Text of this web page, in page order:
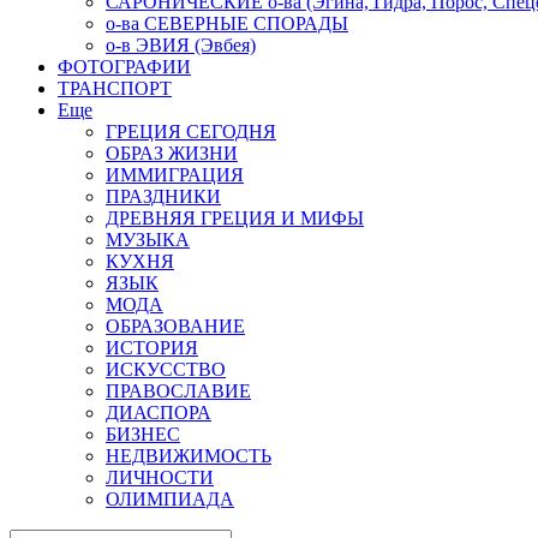
о-ва СЕВЕРНЫЕ СПОРАДЫ
о-в ЭВИЯ (Эвбея)
ФОТОГРАФИИ
ТРАНСПОРТ
Еще
ГРЕЦИЯ СЕГОДНЯ
ОБРАЗ ЖИЗНИ
ИММИГРАЦИЯ
ПРАЗДНИКИ
ДРЕВНЯЯ ГРЕЦИЯ И МИФЫ
МУЗЫКА
КУХНЯ
ЯЗЫК
МОДА
ОБРАЗОВАНИЕ
ИСТОРИЯ
ИСКУССТВО
ПРАВОСЛАВИЕ
ДИАСПОРА
БИЗНЕС
НЕДВИЖИМОСТЬ
ЛИЧНОСТИ
ОЛИМПИАДА